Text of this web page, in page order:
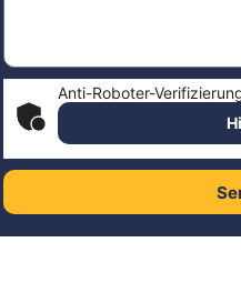
Anti-Roboter-